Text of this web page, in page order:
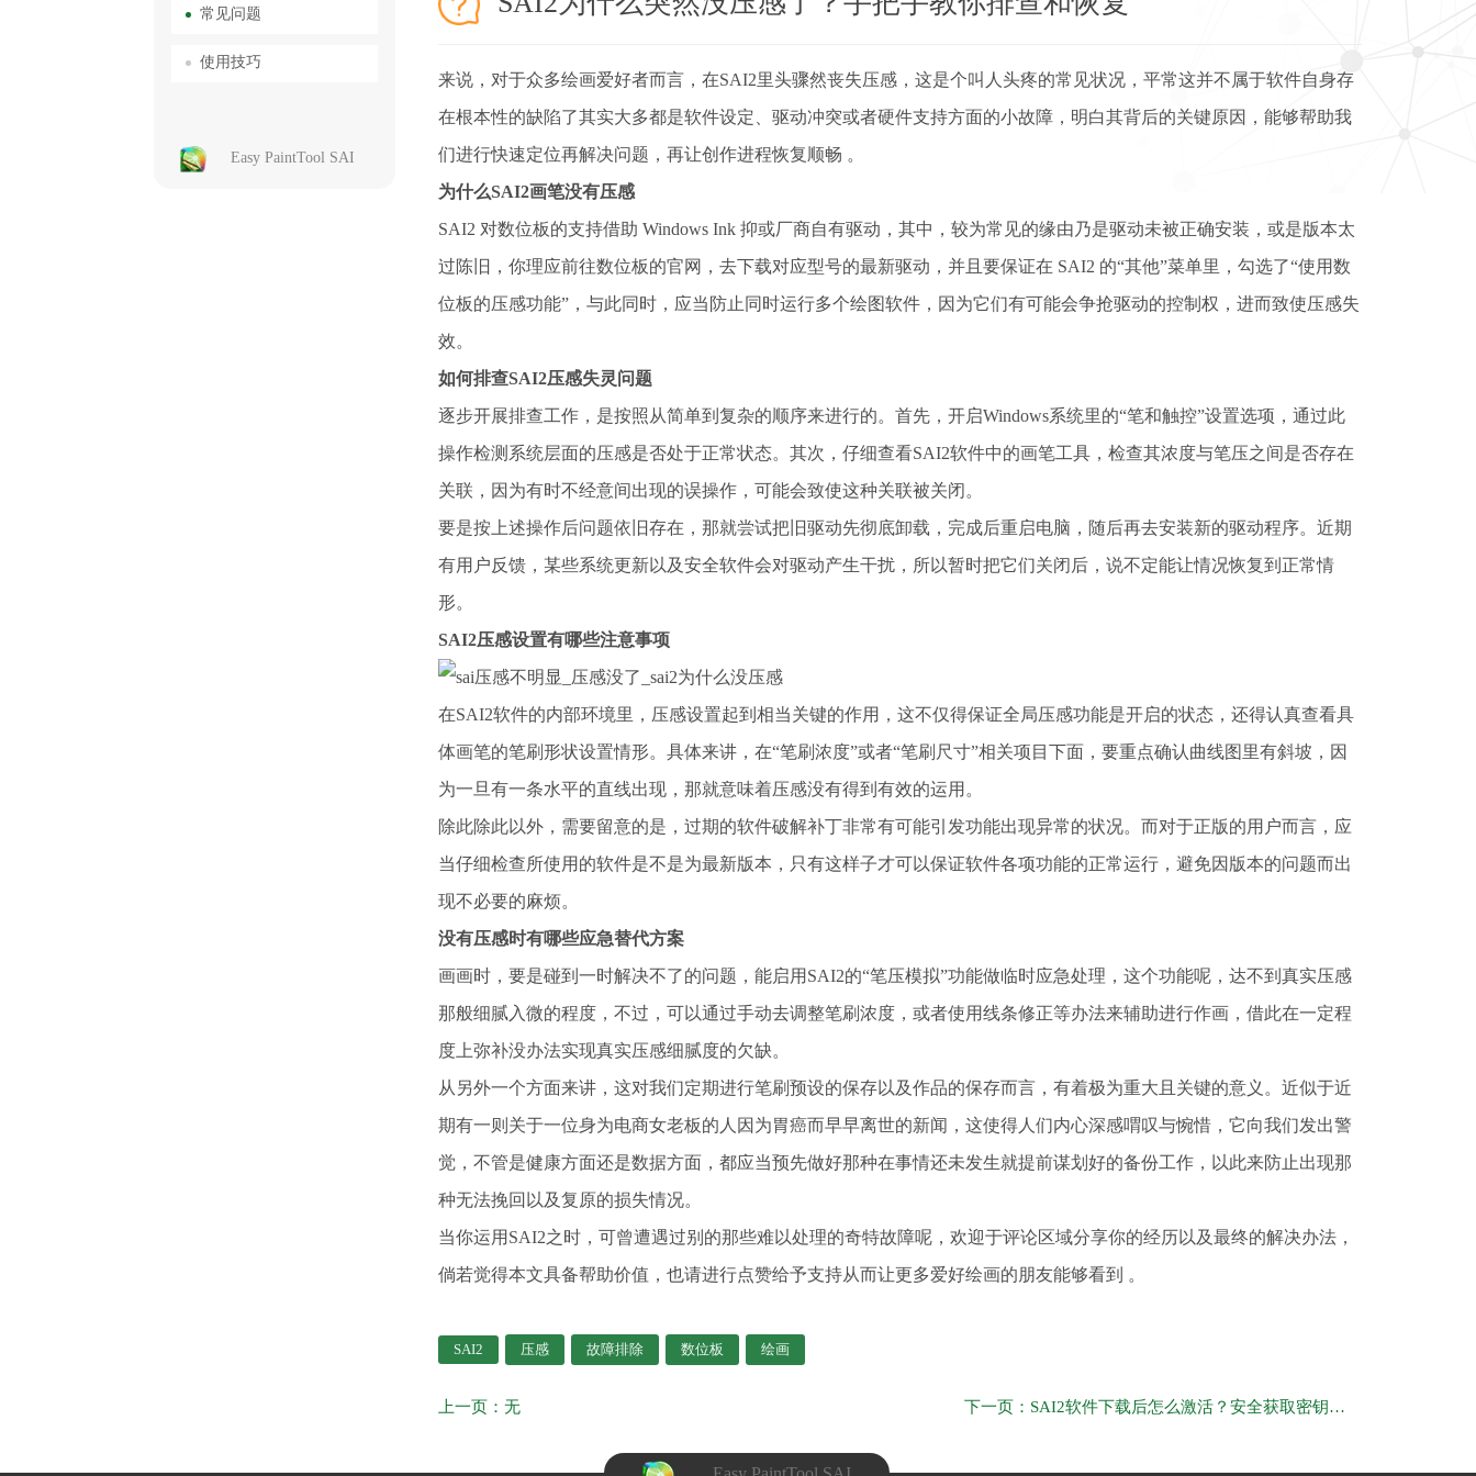
常见问题
使用技巧
Easy PaintTool SAI
来说，对于众多绘画爱好者而言，在SAI2里头骤然丧失压感，这是个叫人头疼的常见状况，平常这并不属于软件自身存
在根本性的缺陷了其实大多都是软件设定、驱动冲突或者硬件支持方面的小故障，明白其背后的关键原因，能够帮助我
们进行快速定位再解决问题，再让创作进程恢复顺畅 。
为什么SAI2画笔没有压感
SAI2 对数位板的支持借助 Windows Ink 抑或厂商自有驱动，其中，较为常见的缘由乃是驱动未被正确安装，或是版本太
过陈旧，你理应前往数位板的官网，去下载对应型号的最新驱动，并且要保证在 SAI2 的“其他”菜单里，勾选了“使用数
位板的压感功能”，与此同时，应当防止同时运行多个绘图软件，因为它们有可能会争抢驱动的控制权，进而致使压感失
效。
如何排查SAI2压感失灵问题
逐步开展排查工作，是按照从简单到复杂的顺序来进行的。首先，开启Windows系统里的“笔和触控”设置选项，通过此
操作检测系统层面的压感是否处于正常状态。其次，仔细查看SAI2软件中的画笔工具，检查其浓度与笔压之间是否存在
关联，因为有时不经意间出现的误操作，可能会致使这种关联被关闭。
要是按上述操作后问题依旧存在，那就尝试把旧驱动先彻底卸载，完成后重启电脑，随后再去安装新的驱动程序。近期
有用户反馈，某些系统更新以及安全软件会对驱动产生干扰，所以暂时把它们关闭后，说不定能让情况恢复到正常情
形。
SAI2压感设置有哪些注意事项
在SAI2软件的内部环境里，压感设置起到相当关键的作用，这不仅得保证全局压感功能是开启的状态，还得认真查看具
体画笔的笔刷形状设置情形。具体来讲，在“笔刷浓度”或者“笔刷尺寸”相关项目下面，要重点确认曲线图里有斜坡，因
为一旦有一条水平的直线出现，那就意味着压感没有得到有效的运用。
除此除此以外，需要留意的是，过期的软件破解补丁非常有可能引发功能出现异常的状况。而对于正版的用户而言，应
当仔细检查所使用的软件是不是为最新版本，只有这样子才可以保证软件各项功能的正常运行，避免因版本的问题而出
现不必要的麻烦。
没有压感时有哪些应急替代方案
画画时，要是碰到一时解决不了的问题，能启用SAI2的“笔压模拟”功能做临时应急处理，这个功能呢，达不到真实压感
那般细腻入微的程度，不过，可以通过手动去调整笔刷浓度，或者使用线条修正等办法来辅助进行作画，借此在一定程
度上弥补没办法实现真实压感细腻度的欠缺。
从另外一个方面来讲，这对我们定期进行笔刷预设的保存以及作品的保存而言，有着极为重大且关键的意义。近似于近
期有一则关于一位身为电商女老板的人因为胃癌而早早离世的新闻，这使得人们内心深感喟叹与惋惜，它向我们发出警
觉，不管是健康方面还是数据方面，都应当预先做好那种在事情还未发生就提前谋划好的备份工作，以此来防止出现那
种无法挽回以及复原的损失情况。
当你运用SAI2之时，可曾遭遇过别的那些难以处理的奇特故障呢，欢迎于评论区域分享你的经历以及最终的解决办法，
倘若觉得本文具备帮助价值，也请进行点赞给予支持从而让更多爱好绘画的朋友能够看到 。
SAI2 压感 故障排除 数位板 绘画
上一页：无 下一页：SAI2软件下载后怎么激活？安全获取密钥与避坑指南